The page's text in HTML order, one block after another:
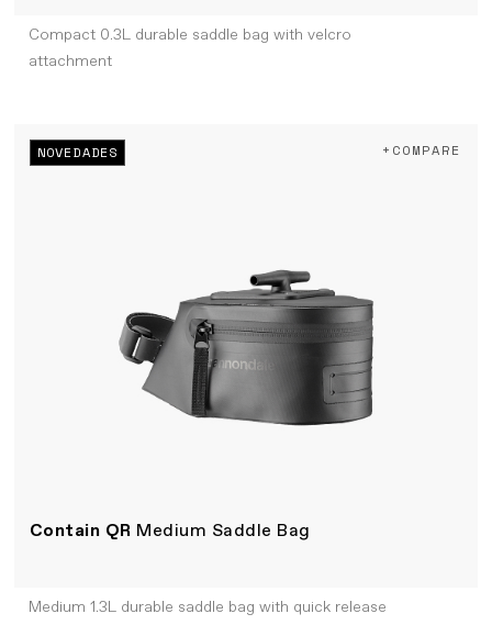
Compact 0.3L durable saddle bag with velcro
attachment
NOVEDADES
Contain QR Medium Saddle Bag
+COMPARE
Medium 1.3L durable saddle bag with quick release